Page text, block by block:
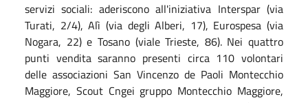
servizi sociali: aderiscono all'iniziativa Interspar (via
Turati, 2/4), Alì (via degli Alberi, 17), Eurospesa (via
Nogara, 22) e Tosano (viale Trieste, 86). Nei quattro
punti vendita saranno presenti circa 110 volontari
delle associazioni San Vincenzo de Paoli Montecchio
Maggiore, Scout Cngei gruppo Montecchio Maggiore,